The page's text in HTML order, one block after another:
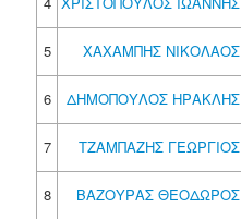
5
ΧΑΧΑΜΠΗΣ ΝΙΚΟΛΑΟΣ
6 ΔΗΜΟΠΟΥΛΟΣ ΗΡΑΚΛΗΣ
7
ΤΖΑΜΠΑΖΗΣ ΓΕΩΡΓΙΟΣ
8 ΒΑΖΟΥΡΑΣ ΘΕΟΔΩΡΟΣ